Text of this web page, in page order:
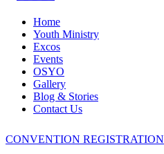
Home
Youth Ministry
Excos
Events
OSYO
Gallery
Blog & Stories
Contact Us
CONVENTION REGISTRATION